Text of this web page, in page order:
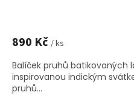
890 Kč / ks
Balíček pruhů batikovaných
inspirovanou indickým
pruhů...